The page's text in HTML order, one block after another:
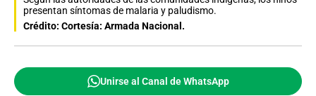
presentan síntomas de malaria y paludismo.
Crédito: Cortesía: Armada Nacional.
Unirse al Canal de WhatsApp